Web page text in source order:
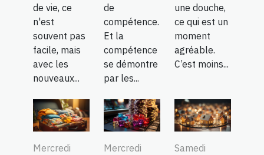
de vie, ce
n'est
souvent pas
facile, mais
avec les
nouveaux...
de
compétence.
Et la
compétence
se démontre
par les...
une douche,
ce qui est un
moment
agréable.
C’est moins...
Mercredi
Mercredi
Samedi